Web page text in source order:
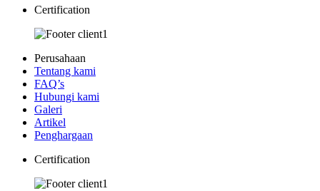
Certification
Perusahaan
Tentang kami
FAQ’s
Hubungi kami
Galeri
Artikel
Penghargaan
Certification